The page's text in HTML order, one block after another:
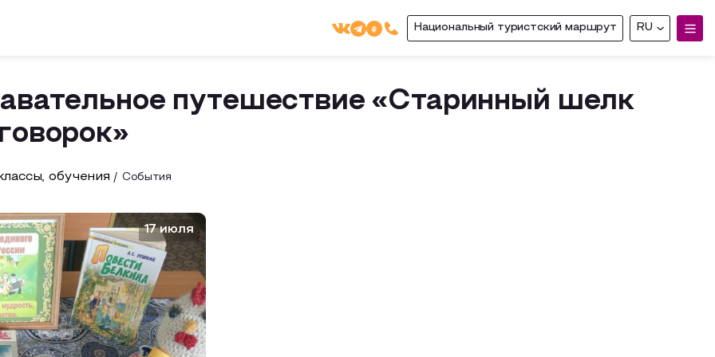
Национальный туристский маршрут RU
путешествие «Старинный шелк
обучения События
17 июля